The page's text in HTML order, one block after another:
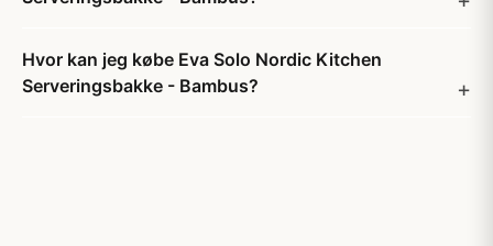
Hvor kan jeg købe Eva Solo Nordic Kitchen
Serveringsbakke - Bambus?